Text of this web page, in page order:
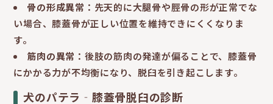
骨の形成異常 ：先天的に大腿骨や脛骨の形が正常でな
い場合、膝蓋骨が正しい位置を維持できにくくなりま
す。
筋肉の異常 ：後肢の筋肉の発達が偏ることで、膝蓋骨
にかかる力が不均衡になり、脱臼を引き起こします。
犬のパテラ‐膝蓋骨脱臼の診断